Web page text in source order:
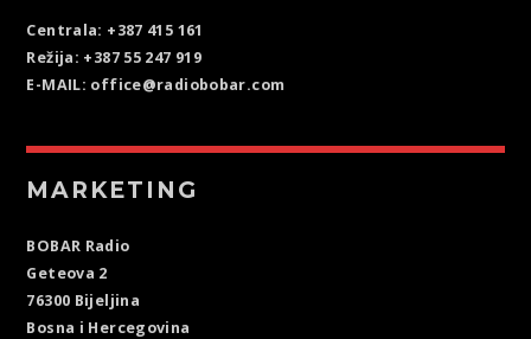
Centrala: +387 415 161
Režija: +387 55 247 919
E-MAIL: office@radiobobar.com
MARKETING
BOBAR Radio
Geteova 2
76300 Bijeljina
Bosna i Hercegovina